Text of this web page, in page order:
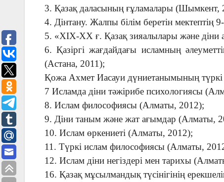
3. Қазақ даласының ғұламалары (Шымкент,
4. Дінтану. Жалпы білім беретін
5. «XIX-XX ғ. Қазақ зияалылары және
6. Қазіргі жағдайдағы исламның
(Астана, 2011);
Қожа Ахмет Иасауи дүниетанымының
7 Исламда діни тәжірибе психологиясы
8. Ислам философиясы (Алматы, 2012);
9. Діни таным және жат ағымдар (Алматы,
10. Ислам өркениеті (Алматы, 2012);
11. Түркі ислам философиясы (Алматы,
12. Ислам діни негіздері мен тарихы
16. Қазақ мұсылмандық түсінігінің